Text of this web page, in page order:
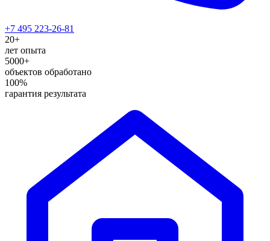
+7 495 223-26-81
20+
лет опыта
5000+
объектов обработано
100%
гарантия результата